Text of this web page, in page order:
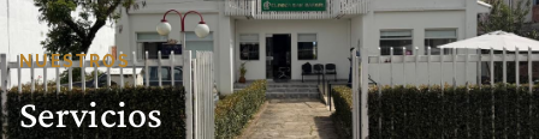
NUESTROS
Servicios